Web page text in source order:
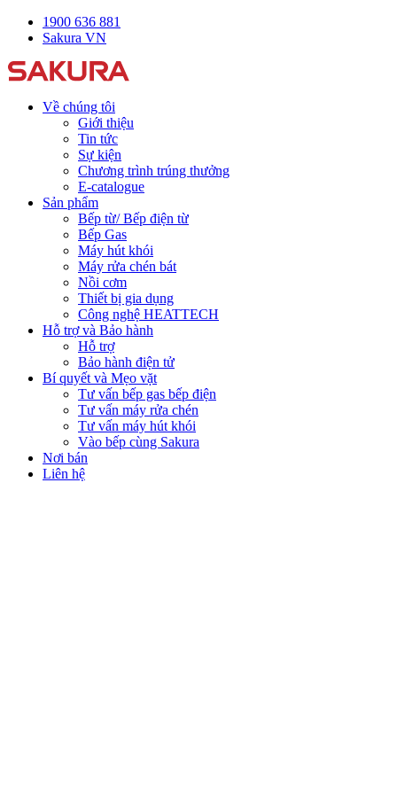
1900 636 881
Sakura VN
Về chúng tôi
Giới thiệu
Tin tức
Sự kiện
Chương trình trúng thưởng
E-catalogue
Sản phẩm
Bếp từ/ Bếp điện từ
Bếp Gas
Máy hút khói
Máy rửa chén bát
Nồi cơm
Thiết bị gia dụng
Công nghệ HEATTECH
Hỗ trợ và Bảo hành
Hỗ trợ
Bảo hành điện tử
Bí quyết và Mẹo vặt
Tư vấn bếp gas bếp điện
Tư vấn máy rửa chén
Tư vấn máy hút khói
Vào bếp cùng Sakura
Nơi bán
Liên hệ